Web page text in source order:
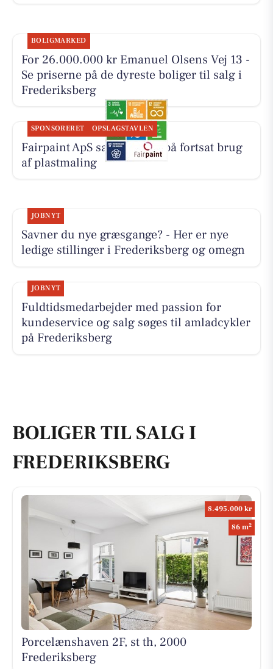
BOLIGMARKED
For 26.000.000 kr Emanuel Olsens Vej 13 -
Se priserne på de dyreste boliger til salg i
Frederiksberg
SPONSORERET OPSLAGSTAVLEN
Fairpaint ApS sætter fokus på fortsat brug
af plastmaling
JOBNYT
Savner du nye græsgange? - Her er nye
ledige stillinger i Frederiksberg og omegn
JOBNYT
Fuldtidsmedarbejder med passion for
kundeservice og salg søges til amladcykler
på Frederiksberg
BOLIGER TIL SALG I
FREDERIKSBERG
8.495.000 kr
86 m2
Porcelænshaven 2F, st th, 2000
Frederiksberg